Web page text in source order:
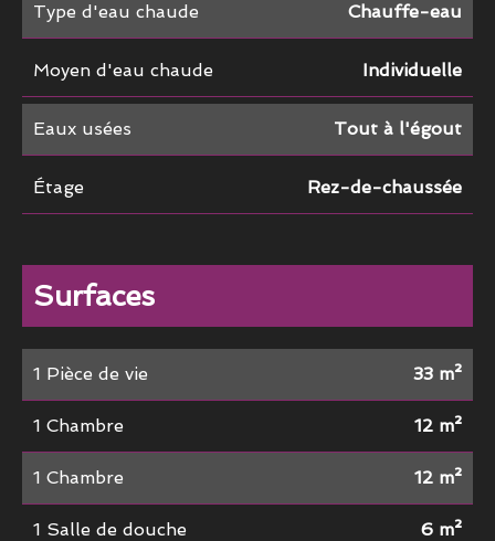
Type d'eau chaude Chauffe-eau
Moyen d'eau chaude Individuelle
Eaux usées Tout à l'égout
Étage Rez-de-chaussée
Surfaces
1 Pièce de vie 33 m²
1 Chambre 12 m²
1 Chambre 12 m²
1 Salle de douche 6 m²